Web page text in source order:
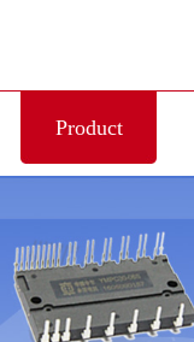
Product